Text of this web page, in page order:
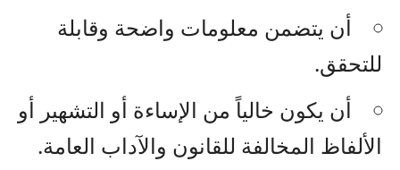
أن يتضمن معلومات واضحة وقابلة
للتحقق.
أن يكون خالياً من الإساءة أو التشهير أو
الألفاظ المخالفة للقانون والآداب العامة.